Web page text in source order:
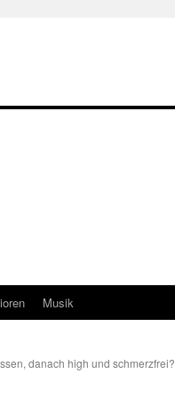
Musik
danach high und schmerzfrei?